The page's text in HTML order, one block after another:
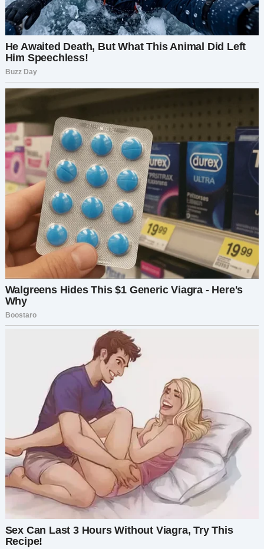
имущества, денег, воспоминаний — всё это
давалось больно. Но впервые за многие годы я
почувствовала свободу.
Через несколько месяцев я сняла свою
маленькую квартиру. Она была крохотной, но
моей собственной. И каждый раз, оплачивая
Однажды я получила сообщение от мамы Игоря.
Оно было коротким:
“Я не хотела, чтобы ты узнала так. Прости.”
Я долго смотрела на экран, прежде чем
ответить:
“Я тоже прощаю.”
Но не за то, что ушла, а за то, что слишком долго
не ценила себя.
Если я что-то и усвоила, так это то, что любовь
не должна строиться на жертвах, которые
приносит только один человек. Настоящая
любовь — это когда тебя берегут, а не
используют.
И если внутри у тебя зарождается сомнение —
доверься ему. Оно никогда не ошибается.
А ты когда-нибудь сталкивалась с
предательством, которое изменило всё?
Расскажи свою историю в комментариях —
давай поговорим.